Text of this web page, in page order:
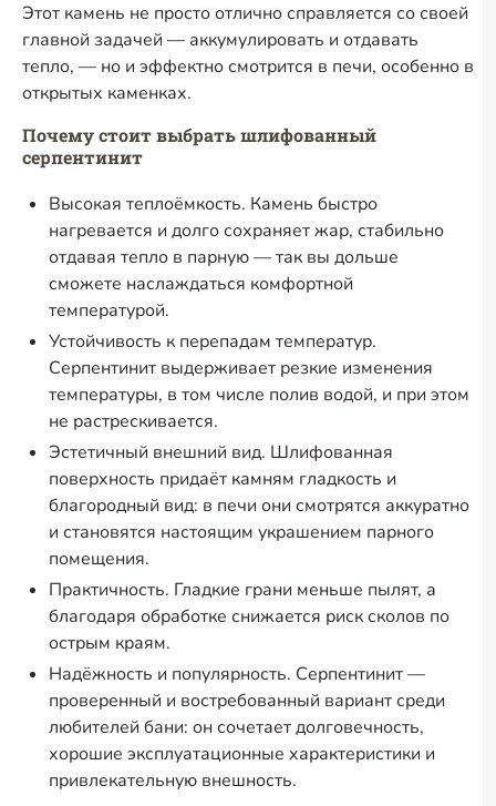
Этот камень не просто отлично справляется со своей
главной задачей — аккумулировать и отдавать
тепло, — но и эффектно смотрится в печи, особенно в
открытых каменках.
Почему стоит выбрать шлифованный
серпентинит
Высокая теплоёмкость. Камень быстро
нагревается и долго сохраняет жар, стабильно
отдавая тепло в парную — так вы дольше
сможете наслаждаться комфортной
температурой.
Устойчивость к перепадам температур.
Серпентинит выдерживает резкие изменения
температуры, в том числе полив водой, и при этом
не растрескивается.
Эстетичный внешний вид. Шлифованная
поверхность придаёт камням гладкость и
благородный вид: в печи они смотрятся аккуратно
и становятся настоящим украшением парного
помещения.
Практичность. Гладкие грани меньше пылят, а
благодаря обработке снижается риск сколов по
острым краям.
Надёжность и популярность. Серпентинит —
проверенный и востребованный вариант среди
любителей бани: он сочетает долговечность,
хорошие эксплуатационные характеристики и
привлекательную внешность.